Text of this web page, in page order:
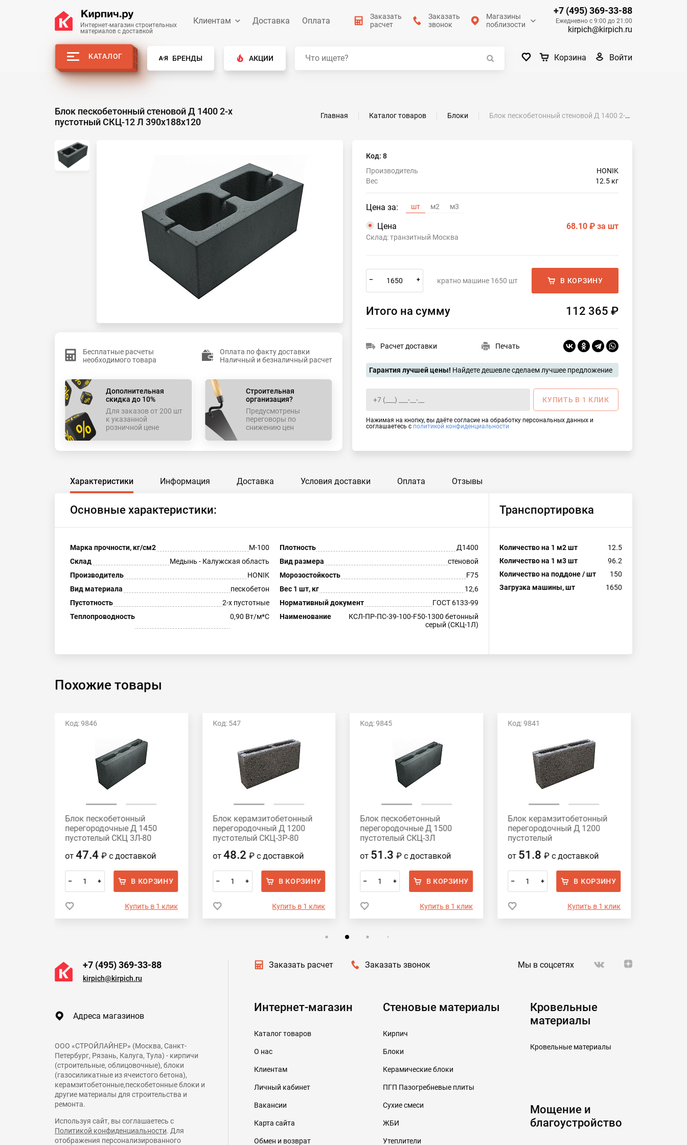
Интернет-магазин строительных
материалов с доставкой
Клиентам Доставка Оплата
Заказать
расчет
Заказать
звонок
Магазины
поблизости
+7 (495) 369-33-88
Ежедневно с 9:00 до 21:00
kirpich@kirpich.ru
КАТАЛОГ БРЕНДЫ АКЦИИ Корзина Войти
Блок пескобетонный стеновой Д 1400 2-х
пустотный СКЦ-12 Л 390x188x120
Главная Каталог товаров Блоки Блок пескобетонный стеновой Д 1400 2-х пустотный СКЦ-12 Л 390x188x120
Бесплатные расчеты
необходимого товара
Оплата по факту доставки
Наличный и безналичный расчет
Дополнительная
скидка до 10%
Для заказов от 200 шт
к указанной
розничной цене
Строительная
организация?
Предусмотрены
переговоры по
снижению цен
Код: 8
Производитель
HONIK
Вес
12.5 кг
Цена за: шт м2 м3
Цена 68.10 ₽ за шт
Склад: транзитный Москва
– + кратно машине 1650 шт В КОРЗИНУ
Итого на сумму 112 365 ₽
Расчет доставки Печать
Гарантия лучшей цены! Найдете дешевле сделаем лучшее предложение
КУПИТЬ В 1 КЛИК
Нажимая на кнопку, вы даёте согласие на обработку персональных данных и
соглашаетесь с политикой конфиденциальности
Характеристики Информация Доставка Условия доставки Оплата Отзывы
Основные характеристики:
Марка прочности, кг/см2 М-100 Плотность
Д1400
Склад
Медынь - Калужская область Вид размера
стеновой
Производитель
HONIK Морозостойкость
F75
Вид материала
пескобетон Вес 1 шт, кг
12,6
Пустотность
2-х пустотные Нормативный документ
ГОСТ 6133-99
Теплопроводность
0,90 Вт/м*С Наименование
КСЛ-ПР-ПС-39-100-F50-1300 бетонный
серый (СКЦ-1Л)
Транспортировка
Количество на 1 м2 шт
12.5
Количество на 1 м3 шт
96.2
Количество на поддоне / шт
150
Загрузка машины, шт
1650
Похожие товары
Код: 9846
Блок пескобетонный
перегородочные Д 1450
пустотелый СКЦ 3Л-80
от 47.4 ₽ с доставкой
– + В КОРЗИНУ
Купить в 1 клик
Код: 547
Блок керамзитобетонный
перегородочный Д 1200
пустотелый СКЦ-3Р-80
от 48.2 ₽ с доставкой
– + В КОРЗИНУ
Купить в 1 клик
Код: 9845
Блок пескобетонный
перегородочные Д 1500
пустотелый СКЦ-3Л
от 51.3₽с доставкой
– + В КОРЗИНУ
Купить в 1 клик
Код: 9841
Блок керамзитобетонный
перегородочный Д 1200
пустотелый
от 51.8₽с доставкой
– + В КОРЗИНУ
Купить в 1 клик
+7 (495) 369-33-88
kirpich@kirpich.ru
Адреса магазинов
ООО «СТРОЙЛАЙНЕР» (Москва, Санкт-
Петербург, Рязань, Калуга, Тула) - кирпичи
(строительные, облицовочные), блоки
(газосиликатные из ячеистого бетона),
керамзитобетонные,пескобетонные блоки и
другие материалы для строительства и
ремонта.
Используя сайт, вы соглашаетесь с
Политикой конфиденциальности. Для
отображения персонализированного
Заказать расчет Заказать звонок Мы в соцсетях
Интернет-магазин
Каталог товаров
О нас
Клиентам
Личный кабинет
Вакансии
Карта сайта
Обмен и возврат
Стеновые материалы
Кирпич
Блоки
Керамические блоки
ПГП Пазогребневые плиты
Сухие смеси
ЖБИ
Утеплители
Кровельные
материалы
Кровельные материалы
Мощение и
благоустройство